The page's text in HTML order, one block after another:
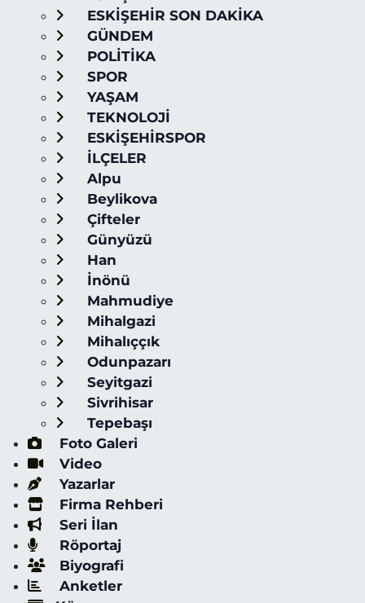
ESKİŞEHİR SON DAKİKA
GÜNDEM
POLİTİKA
SPOR
YAŞAM
TEKNOLOJİ
ESKİŞEHİRSPOR
İLÇELER
Alpu
Beylikova
Çifteler
Günyüzü
Han
İnönü
Mahmudiye
Mihalgazi
Mihalıççık
Odunpazarı
Seyitgazi
Sivrihisar
Tepebaşı
Foto Galeri
Video
Yazarlar
Firma Rehberi
Seri İlan
Röportaj
Biyografi
Anketler